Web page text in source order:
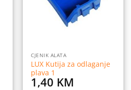
CJENIK ALATA
LUX Kutija za odlaganje
plava 1
1,40 KM